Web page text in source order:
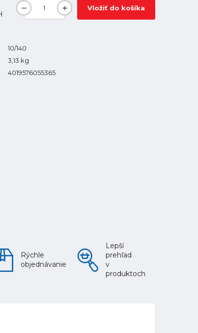
Vložiť do košíka
10/140
3,13 kg
4019576055365
Rýchle
objednávanie
Lepší
prehľad
v
produktoch